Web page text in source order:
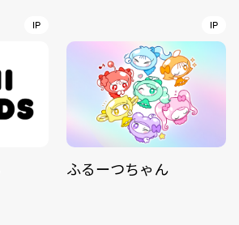
IP IP
ふるーつちゃん